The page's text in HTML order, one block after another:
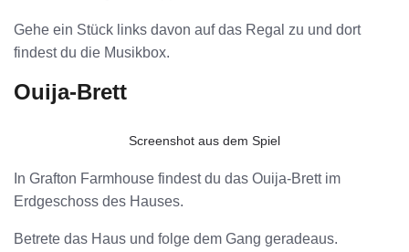
Gehe ein Stück links davon auf das Regal zu und dort
findest du die Musikbox.
Ouija-Brett
Screenshot aus dem Spiel
In Grafton Farmhouse findest du das Ouija-Brett im
Erdgeschoss des Hauses.
Betrete das Haus und folge dem Gang geradeaus.